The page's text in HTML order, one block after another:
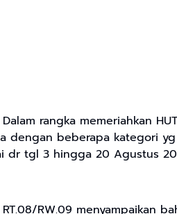
rangka memeriahkan
dengan beberapa kategori
dr tgl 3 hingga 20 Agustus
RW.09 menyampaikan